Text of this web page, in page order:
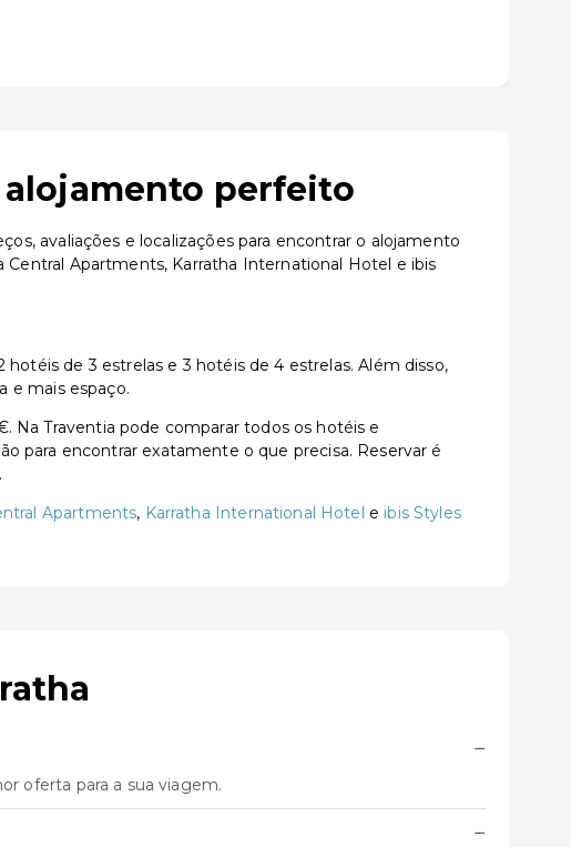
alojamento perfeito
avaliações e localizações para encontrar o alojamento
Central Apartments, Karratha International Hotel e ibis
de 3 estrelas e 3 hotéis de 4 estrelas. Além disso,
e mais espaço.
Traventia pode comparar todos os hotéis e
para encontrar exatamente o que precisa. Reservar é
Apartments, Karratha International Hotel e ibis Styles
−
oferta para a sua viagem.
−